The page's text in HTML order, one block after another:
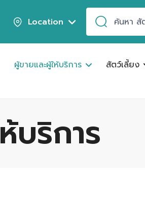
Location
ผู้ขายและผู้ให้บริการ สัตว์เลี้ยง
บริการ